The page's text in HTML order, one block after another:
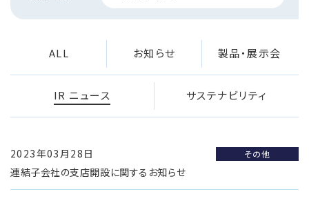
ALL お知らせ 製品・展示会
IR ニュース サステナビリティ
2023年03月28日 その他
連結子会社の支店開設に関するお知らせ